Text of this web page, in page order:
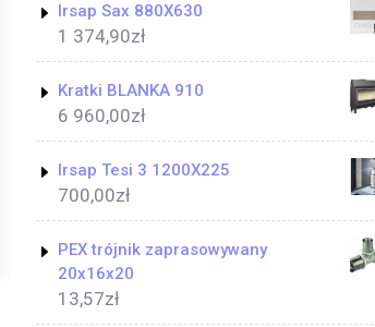
Irsap Sax 880X630
1 374,90zł
Kratki BLANKA 910
6 960,00zł
Irsap Tesi 3 1200X225
700,00zł
PEX trójnik zaprasowywany
20x16x20
13,57zł